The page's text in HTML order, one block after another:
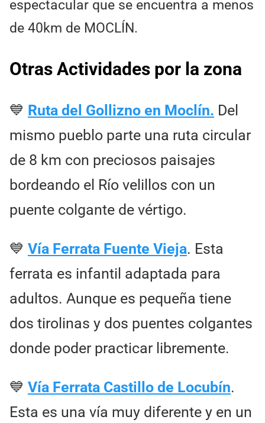
espectacular que se encuentra a menos
de 40km de MOCLÍN.
Otras Actividades por la zona
💙 Ruta del Gollizno en Moclín. Del
mismo pueblo parte una ruta circular
de 8 km con preciosos paisajes
bordeando el Río velillos con un
puente colgante de vértigo.
💙 Vía Ferrata Fuente Vieja. Esta
ferrata es infantil adaptada para
adultos. Aunque es pequeña tiene
dos tirolinas y dos puentes colgantes
donde poder practicar libremente.
💙 Vía Ferrata Castillo de Locubín.
Esta es una vía muy diferente y en un